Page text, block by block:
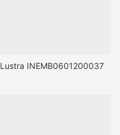
Lustra INEMB0601200037